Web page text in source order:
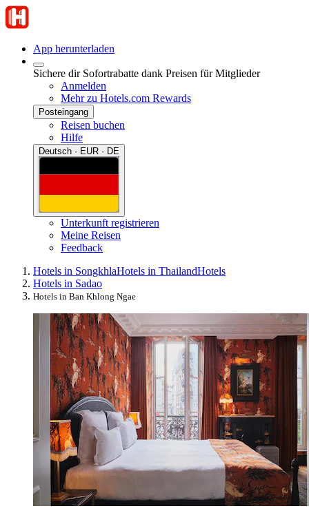
App herunterladen
Sichere dir Sofortrabatte dank Preisen für Mitglieder
Anmelden
Mehr zu Hotels.com Rewards
Posteingang
Reisen buchen
Hilfe
Deutsch · EUR · DE
Unterkunft registrieren
Meine Reisen
Feedback
Hotels in SongkhlaHotels in ThailandHotels
Hotels in Sadao
Hotels in Ban Khlong Ngae